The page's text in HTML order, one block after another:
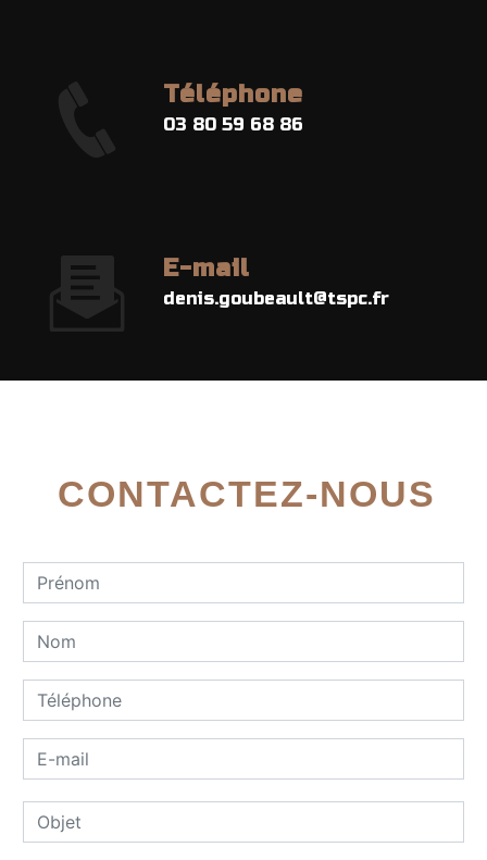
Téléphone
03 80 59 68 86
E-mail
denis.goubeault@tspc.fr
CONTACTEZ-NOUS